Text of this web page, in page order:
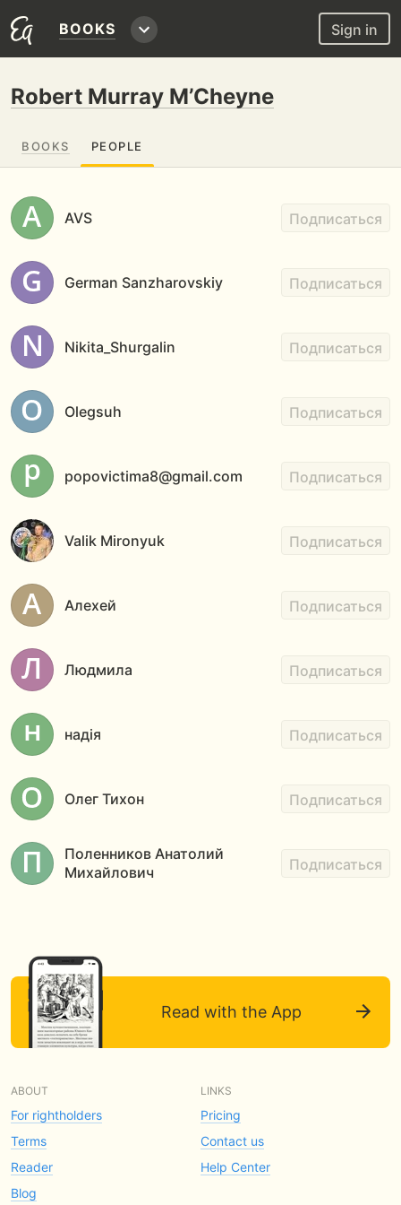
BOOKS Sign in
Robert Murray M’Cheyne
BOOKS PEOPLE
AVS Подписаться
German Sanzharovskiy Подписаться
Nikita_Shurgalin Подписаться
Olegsuh Подписаться
popovictima8@gmail.com Подписаться
Valik Mironyuk Подписаться
Алехей Подписаться
Людмила Подписаться
надія Подписаться
Олег Тихон Подписаться
Поленников Анатолий
Михайлович
Подписаться
Read with the App
ABOUT
For rightholders
Terms
Reader
Blog
LINKS
Pricing
Contact us
Help Center